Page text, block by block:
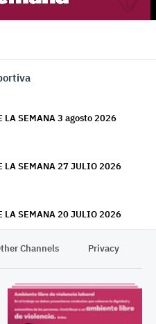
LA SEMANA 3 agosto 2026
LA SEMANA 27 JULIO 2026
LA SEMANA 20 JULIO 2026
LA SEMANA 6 JULIO 2026
Channels Privacy